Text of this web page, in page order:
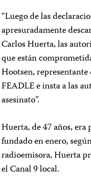
“Luego de las
apresuradamente
Carlos Huerta, las
que están
Hootsen,
FEADLE e insta a las
asesinato”.
Huerta, de 47 años,
fundado en enero,
radioemisora, Huerta
el Canal 9 local.